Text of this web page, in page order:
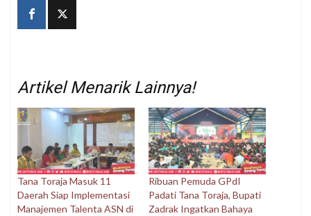
Artikel Menarik Lainnya!
Tana Toraja Masuk 11
Daerah Siap Implementasi
Manajemen Talenta ASN di
Ribuan Pemuda GPdI
Padati Tana Toraja, Bupati
Zadrak Ingatkan Bahaya